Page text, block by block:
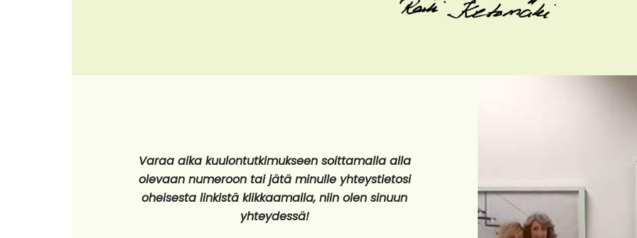
Varaa aika kuulontutkimukseen soittamalla alla
olevaan numeroon tai jätä minulle yhteystietosi
oheisesta linkistä klikkaamalla, niin olen sinuun
yhteydessä!